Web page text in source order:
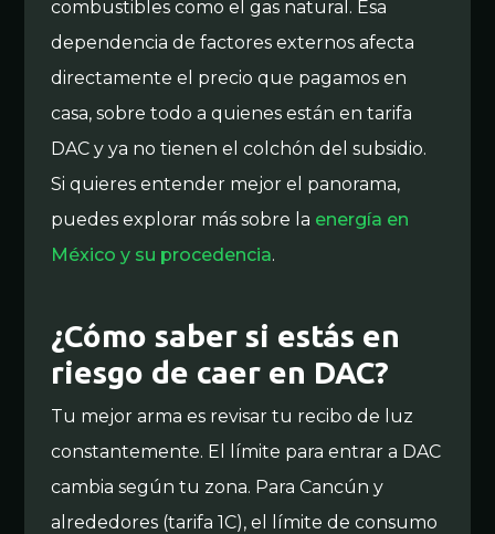
combustibles como el gas natural. Esa
dependencia de factores externos afecta
directamente el precio que pagamos en
casa, sobre todo a quienes están en tarifa
DAC y ya no tienen el colchón del subsidio.
Si quieres entender mejor el panorama,
puedes explorar más sobre la energía en
México y su procedencia.
¿Cómo saber si estás en
riesgo de caer en DAC?
Tu mejor arma es revisar tu recibo de luz
constantemente. El límite para entrar a DAC
cambia según tu zona. Para Cancún y
alrededores (tarifa 1C), el límite de consumo